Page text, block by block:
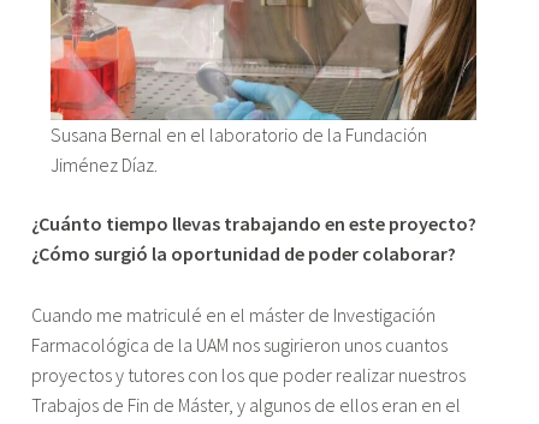
Susana Bernal en el laboratorio de la Fundación
Jiménez Díaz.
¿Cuánto tiempo llevas trabajando en este proyecto?
¿Cómo surgió la oportunidad de poder colaborar?
Cuando me matriculé en el máster de Investigación
Farmacológica de la UAM nos sugirieron unos cuantos
proyectos y tutores con los que poder realizar nuestros
Trabajos de Fin de Máster, y algunos de ellos eran en el